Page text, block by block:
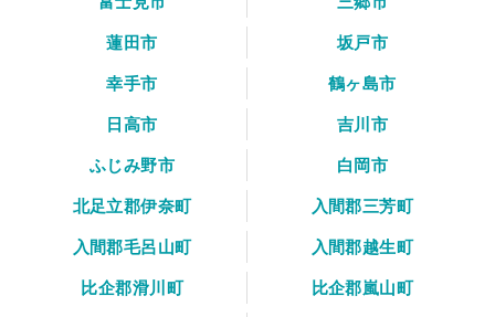
蓮田市
坂戸市
幸手市
鶴ヶ島市
日高市
吉川市
ふじみ野市
白岡市
北足立郡伊奈町
入間郡三芳町
入間郡毛呂山町
入間郡越生町
比企郡滑川町
比企郡嵐山町